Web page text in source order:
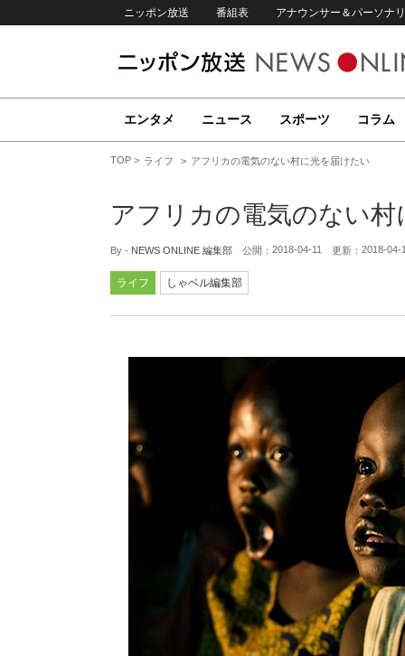
ニッポン放送 番組表 アナウンサー＆パーソナ
エンタメ ニュース スポーツ コラム
TOP ライフ アフリカの電気のない村に光を届けたい
アフリカの電気のない
By - NEWS ONLINE 編集部 公開： 2018-04-11 更新： 2018-04-
ライフ しゃベル編集部